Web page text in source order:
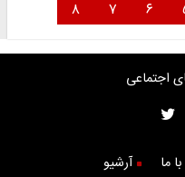
۶ ۷ ۸
اجتماعی
ما آرشیو